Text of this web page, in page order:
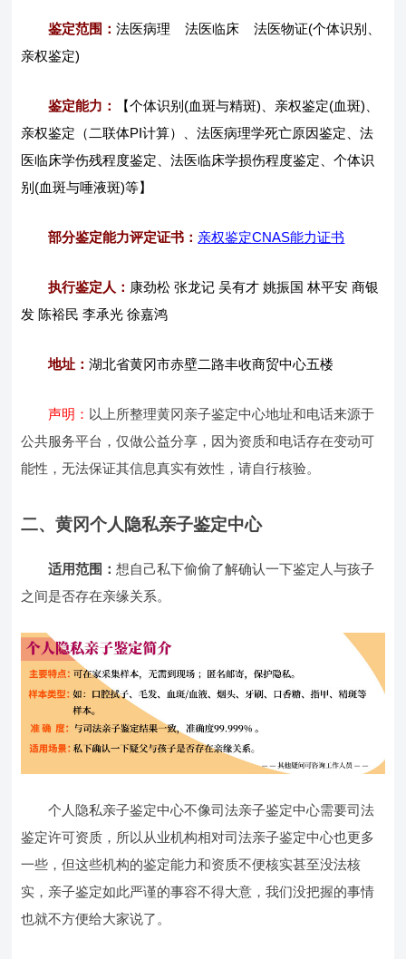
鉴定范围：法医病理 法医临床 法医物证(个体识别、
亲权鉴定)
鉴定能力：
【个体识别(血斑与精斑)、亲权鉴定(血斑)、
亲权鉴定（二联体PI计算）、法医病理学死亡原因鉴定、法
医临床学伤残程度鉴定、法医临床学损伤程度鉴定、个体识
别(血斑与唾液斑)等】
部分鉴定能力评定证书： 亲权鉴定CNAS能力证书
执行鉴定人： 康劲松 张龙记 吴有才 姚振国 林平安 商银
发 陈裕民 李承光 徐嘉鸿
地址：湖北省黄冈市赤壁二路丰收商贸中心五楼
声明： 以上所整理黄冈亲子鉴定中心地址和电话来源于
公共服务平台，仅做公益分享，因为资质和电话存在变动可
能性，无法保证其信息真实有效性，请自行核验。
二、黄冈个人隐私亲子鉴定中心
适用范围：想自己私下偷偷了解确认一下鉴定人与孩子
之间是否存在亲缘关系。
个人隐私亲子鉴定中心不像司法亲子鉴定中心需要司法
鉴定许可资质，所以从业机构相对司法亲子鉴定中心也更多
一些，但这些机构的鉴定能力和资质不便核实甚至没法核
实，亲子鉴定如此严谨的事容不得大意，我们没把握的事情
也就不方便给大家说了。